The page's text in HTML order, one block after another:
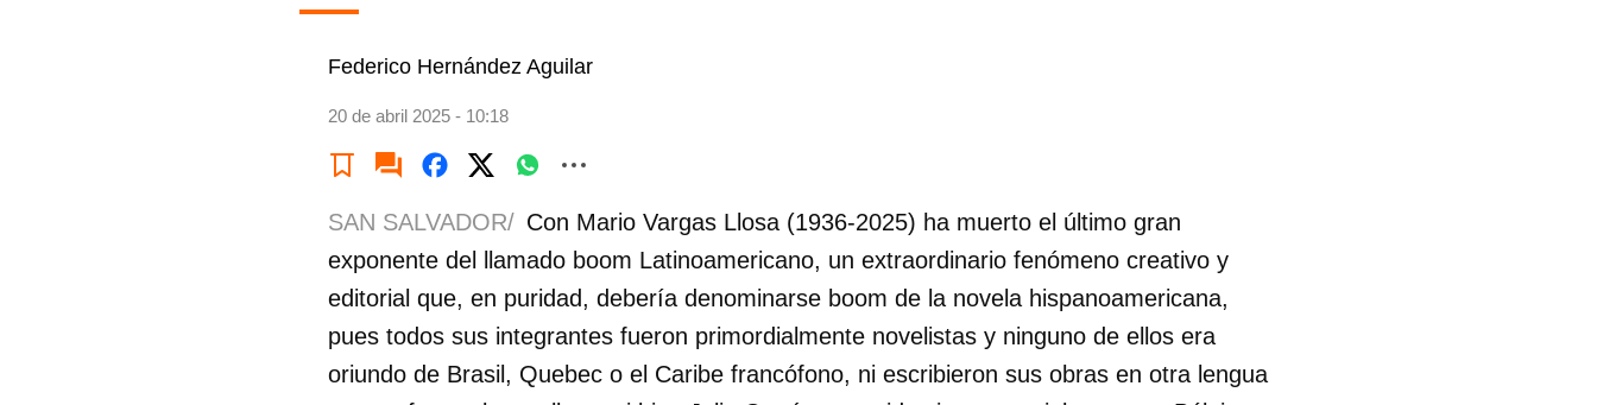
Federico Hernández Aguilar
20 de abril 2025 - 10:18
SAN SALVADOR/ Con Mario Vargas Llosa (1936-2025) ha muerto el último gran
exponente del llamado boom Latinoamericano, un extraordinario fenómeno creativo y
editorial que, en puridad, debería denominarse boom de la novela hispanoamericana,
pues todos sus integrantes fueron primordialmente novelistas y ninguno de ellos era
oriundo de Brasil, Quebec o el Caribe francófono, ni escribieron sus obras en otra lengua